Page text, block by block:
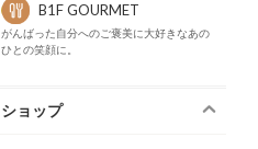
B1F GOURMET
がんばった自分へのご褒美に大好きなあの
ひとの笑顔に。
ショップ